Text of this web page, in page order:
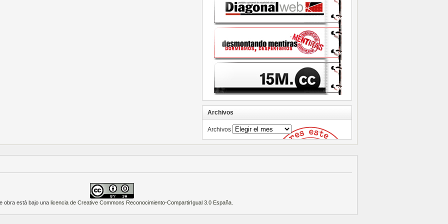
Archivos
Archivos
obra está bajo una licencia de Creative Commons Reconocimiento-CompartirIgual 3.0 España.